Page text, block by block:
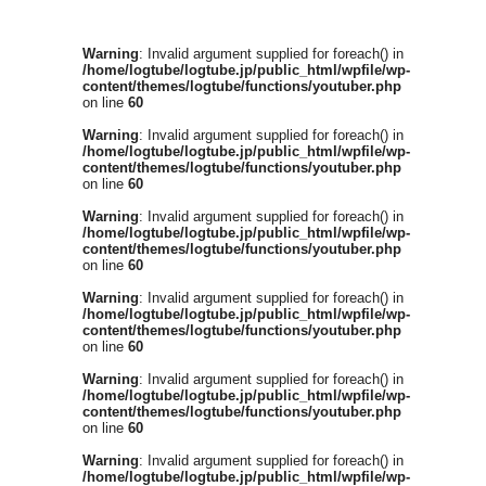
Warning: Invalid argument supplied for foreach() in
/home/logtube/logtube.jp/public_html/wpfile/wp-
content/themes/logtube/functions/youtuber.php
on line 60
Warning: Invalid argument supplied for foreach() in
/home/logtube/logtube.jp/public_html/wpfile/wp-
content/themes/logtube/functions/youtuber.php
on line 60
Warning: Invalid argument supplied for foreach() in
/home/logtube/logtube.jp/public_html/wpfile/wp-
content/themes/logtube/functions/youtuber.php
on line 60
Warning: Invalid argument supplied for foreach() in
/home/logtube/logtube.jp/public_html/wpfile/wp-
content/themes/logtube/functions/youtuber.php
on line 60
Warning: Invalid argument supplied for foreach() in
/home/logtube/logtube.jp/public_html/wpfile/wp-
content/themes/logtube/functions/youtuber.php
on line 60
Warning: Invalid argument supplied for foreach() in
/home/logtube/logtube.jp/public_html/wpfile/wp-